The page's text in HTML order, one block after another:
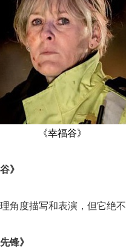
《幸福谷》
》
角度描写和表演，但它绝
锋》